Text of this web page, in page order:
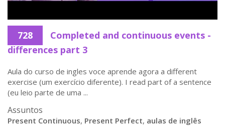
728
Completed and continuous events -
differences part 3
Aula do curso de ingles voce aprende agora a different
exercise (um exercício diferente). I read part of a sentence
(eu leio parte de uma ...
Assuntos
Present Continuous, Present Perfect, aulas de inglês